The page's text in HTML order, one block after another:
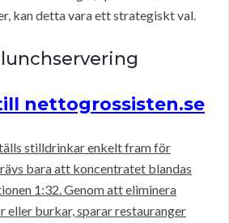
kan detta vara ett strategiskt val.
nettogrossisten.se
stilldrinkar enkelt fram för
bara att koncentratet blandas
1:32. Genom att eliminera
eller burkar, sparar restauranger